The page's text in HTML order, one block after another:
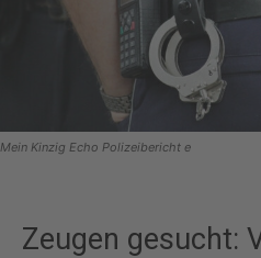
Mein Kinzig Echo Polizeibericht e
Zeugen gesucht: